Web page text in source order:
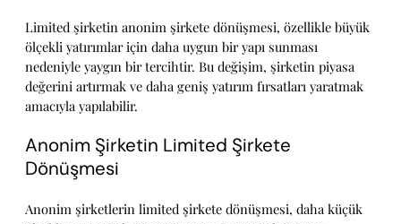
Limited şirketin anonim şirkete dönüşmesi, özellikle büyük
ölçekli yatırımlar için daha uygun bir yapı sunması
nedeniyle yaygın bir tercihtir. Bu değişim, şirketin piyasa
değerini artırmak ve daha geniş yatırım fırsatları yaratmak
amacıyla yapılabilir.
Anonim Şirketin Limited Şirkete
Dönüşmesi
Anonim şirketlerin limited şirkete dönüşmesi, daha küçük